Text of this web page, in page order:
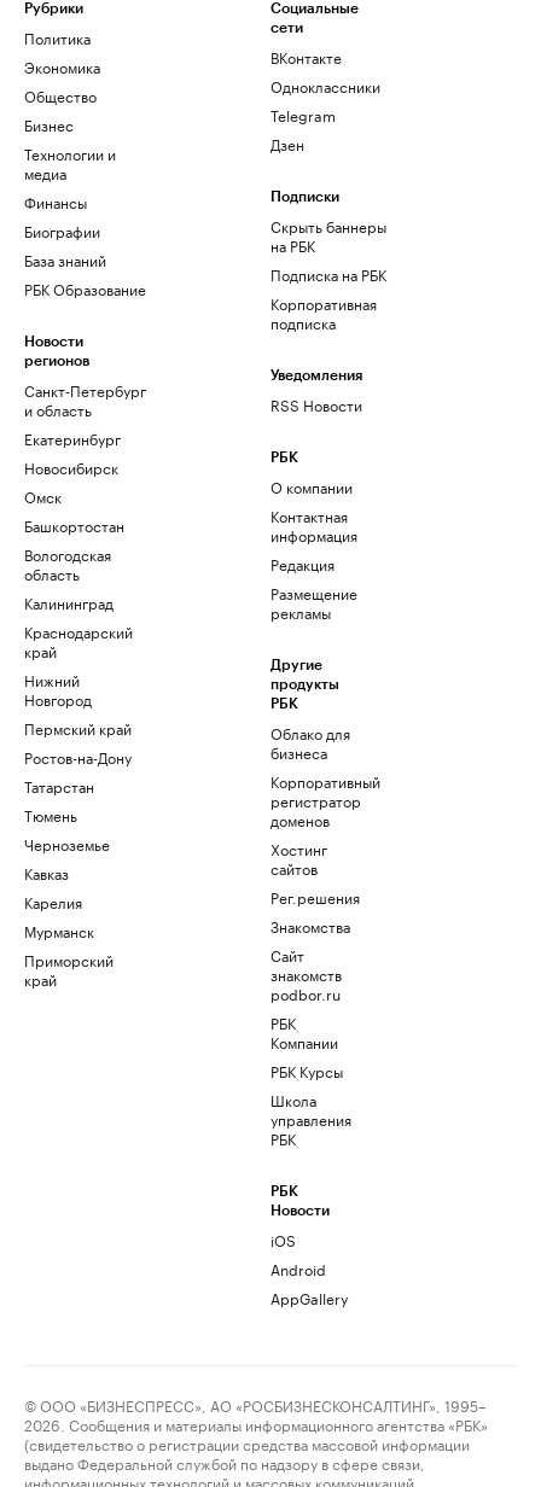
Рубрики
Политика
Экономика
Общество
Бизнес
Технологии и
медиа
Финансы
Биографии
База знаний
РБК Образование
Новости
регионов
Санкт-Петербург
и область
Екатеринбург
Новосибирск
Омск
Башкортостан
Вологодская
область
Калининград
Краснодарский
край
Нижний
Новгород
Пермский край
Ростов-на-Дону
Татарстан
Тюмень
Черноземье
Кавказ
Карелия
Мурманск
Приморский
край
Социальные
сети
ВКонтакте
Одноклассники
Telegram
Дзен
Подписки
Скрыть баннеры
на РБК
Подписка на РБК
Корпоративная
подписка
Уведомления
RSS Новости
РБК
О компании
Контактная
информация
Редакция
Размещение
рекламы
Другие
продукты
РБК
Облако для
бизнеса
Корпоративный
регистратор
доменов
Хостинг
сайтов
Рег.решения
Знакомства
Сайт
знакомств
podbor.ru
РБК
Компании
РБК Курсы
Школа
управления
РБК
РБК
Новости
iOS
Android
AppGallery
© ООО «БИЗНЕСПРЕСС», АО «РОСБИЗНЕСКОНСАЛТИНГ», 1995–
2026. Сообщения и материалы информационного агентства «РБК»
(свидетельство о регистрации средства массовой информации
выдано Федеральной службой по надзору в сфере связи,
информационных технологий и массовых коммуникаций